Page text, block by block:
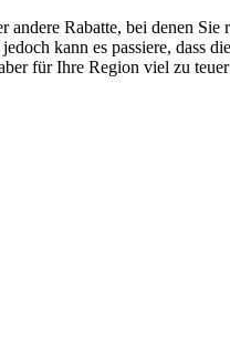
Rabatte, bei denen Sie
kann es passiere, dass
für Ihre Region viel zu